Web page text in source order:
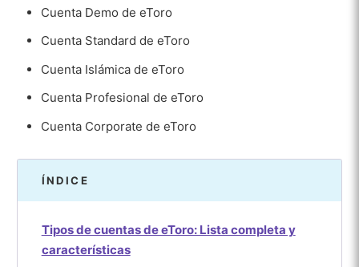
Cuenta Demo de eToro
Cuenta Standard de eToro
Cuenta Islámica de eToro
Cuenta Profesional de eToro
Cuenta Corporate de eToro
ÍNDICE
Tipos de cuentas de eToro: Lista completa y
características